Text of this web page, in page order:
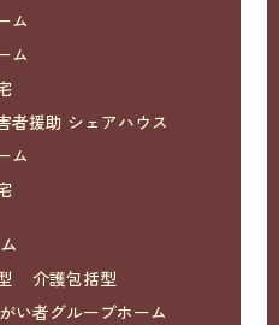
ム
ム
者援助 シェアハウス
ム
介護包括型
い者グループホーム